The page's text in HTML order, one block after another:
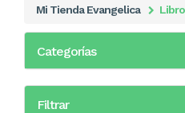
Mi Tienda Evangelica
Categorías
Filtrar